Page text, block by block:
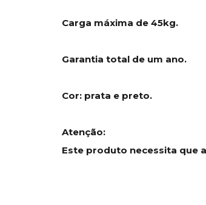
Carga máxima de 45kg.
Garantia total de um ano.
Cor: prata e preto.
Atenção:
Este produto necessita que